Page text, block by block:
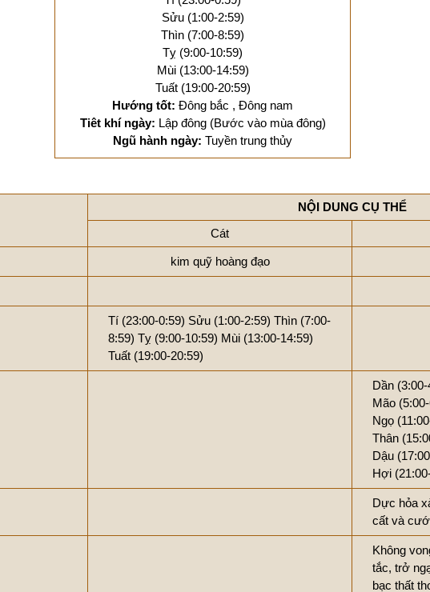
Sửu (1:00-2:59)
Thìn (7:00-8:59)
Tỵ (9:00-10:59)
Mùi (13:00-14:59)
Tuất (19:00-20:59)
Hướng tốt: Đông bắc , Đông nam
Tiêt khí ngày: Lập đông (Bước vào mùa đông)
Ngũ hành ngày: Tuyền trung thủy
NỘI DUNG CỤ THỂ
Cát
kim quỹ hoàng đạo
Tí (23:00-0:59) Sửu (1:00-2:59) Thìn (7:00-
8:59) Tỵ (9:00-10:59) Mùi (13:00-14:59)
Tuất (19:00-20:59)
Dần (3:00-
Mão
Ngọ
Thân
Dậu
Hợi
Dực hỏa
cất và
Không
tắc, trở
bạc thất